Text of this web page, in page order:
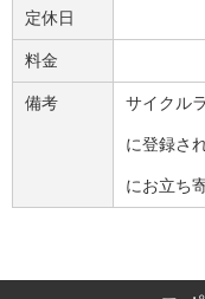
定休日
料金
備考 サイクル
に登録さ
にお立ち